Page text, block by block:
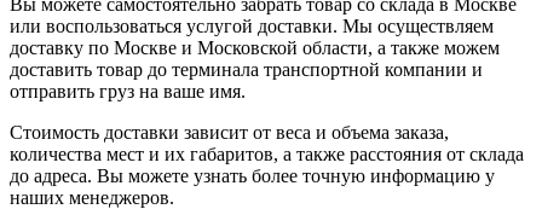
или воспользоваться услугой доставки. Мы осуществляем
доставку по Москве и Московской области, а также можем
доставить товар до терминала транспортной компании и
отправить груз на ваше имя.
Стоимость доставки зависит от веса и объема заказа,
количества мест и их габаритов, а также расстояния от склада
до адреса. Вы можете узнать более точную информацию у
наших менеджеров.